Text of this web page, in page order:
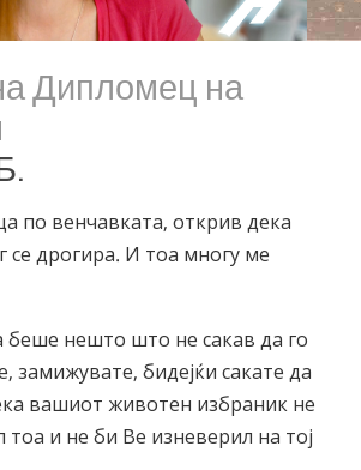
Дипломец на
по венчавката, открив дека
се дрогира. И тоа многу ме
нешто што не сакав да го
замижувате, бидејќи сакате да
вашиот животен избраник не
тоа и не би Ве изневерил на тој